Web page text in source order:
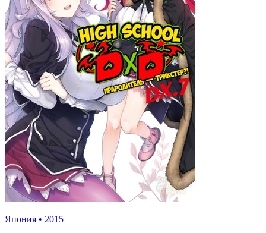
Япония • 2015